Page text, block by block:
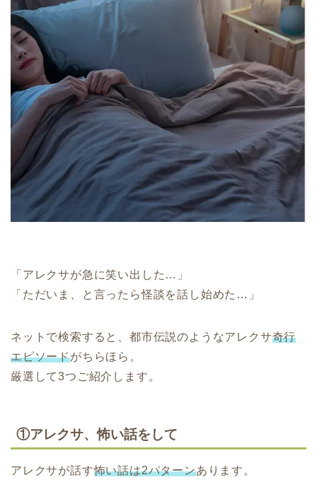
「アレクサが急に笑い出した…」
「ただいま、と言ったら怪談を話し始めた…」
ネットで検索すると、都市伝説のようなアレクサ奇行
エピソードがちらほら。
厳選して3つご紹介します。
①アレクサ、怖い話をして
アレクサが話す怖い話は2パターンあります。